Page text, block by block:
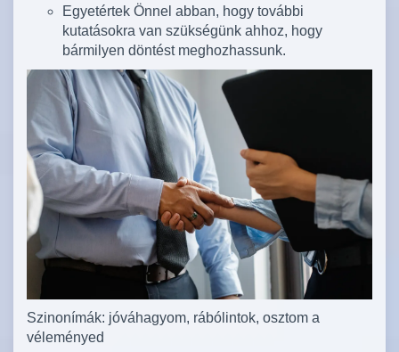
Egyetértek Önnel abban, hogy további
kutatásokra van szükségünk ahhoz, hogy
bármilyen döntést meghozhassunk.
Szinonímák: jóváhagyom, rábólintok, osztom a
véleményed